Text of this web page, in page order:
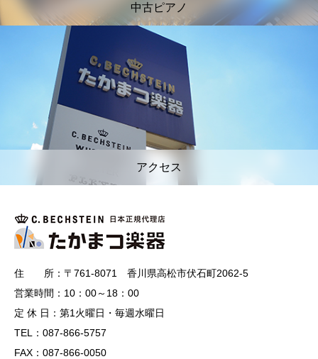
中古ピアノ
アクセス
住 所：〒761-8071 香川県高松市伏石町2062-5
営業時間：10：00～18：00
定 休 日：第1火曜日・毎週水曜日
TEL：087-866-5757
FAX：087-866-0050